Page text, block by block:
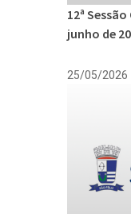
12ª
junho de
25/05/2026